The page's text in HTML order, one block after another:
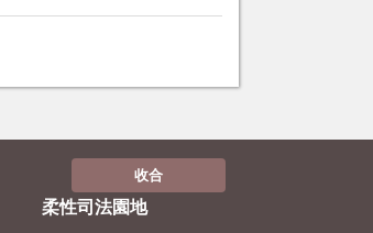
收合
柔性司法園地